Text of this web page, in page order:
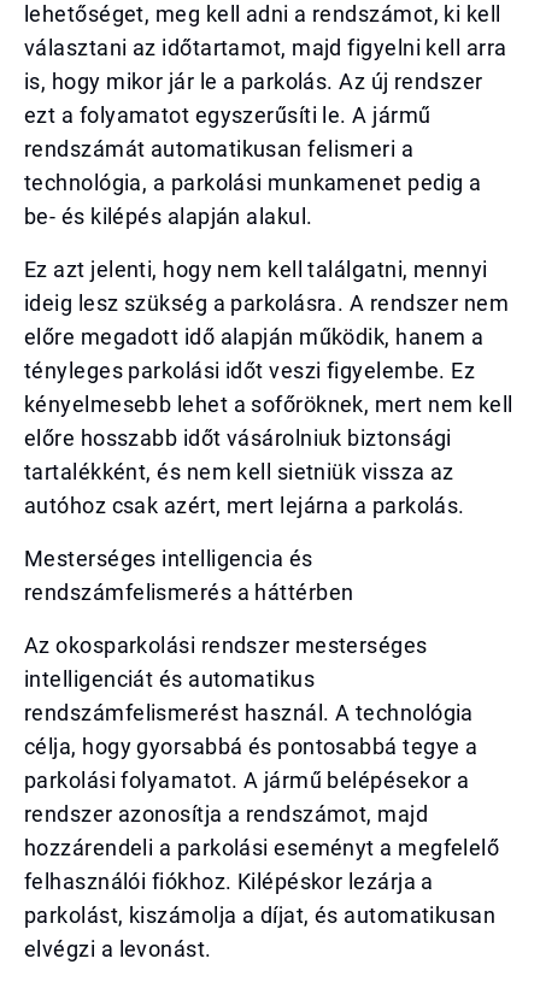
lehetőséget, meg kell adni a rendszámot, ki kell
választani az időtartamot, majd figyelni kell arra
is, hogy mikor jár le a parkolás. Az új rendszer
ezt a folyamatot egyszerűsíti le. A jármű
rendszámát automatikusan felismeri a
technológia, a parkolási munkamenet pedig a
be- és kilépés alapján alakul.
Ez azt jelenti, hogy nem kell találgatni, mennyi
ideig lesz szükség a parkolásra. A rendszer nem
előre megadott idő alapján működik, hanem a
tényleges parkolási időt veszi figyelembe. Ez
kényelmesebb lehet a sofőröknek, mert nem kell
előre hosszabb időt vásárolniuk biztonsági
tartalékként, és nem kell sietniük vissza az
autóhoz csak azért, mert lejárna a parkolás.
Mesterséges intelligencia és
rendszámfelismerés a háttérben
Az okosparkolási rendszer mesterséges
intelligenciát és automatikus
rendszámfelismerést használ. A technológia
célja, hogy gyorsabbá és pontosabbá tegye a
parkolási folyamatot. A jármű belépésekor a
rendszer azonosítja a rendszámot, majd
hozzárendeli a parkolási eseményt a megfelelő
felhasználói fiókhoz. Kilépéskor lezárja a
parkolást, kiszámolja a díjat, és automatikusan
elvégzi a levonást.